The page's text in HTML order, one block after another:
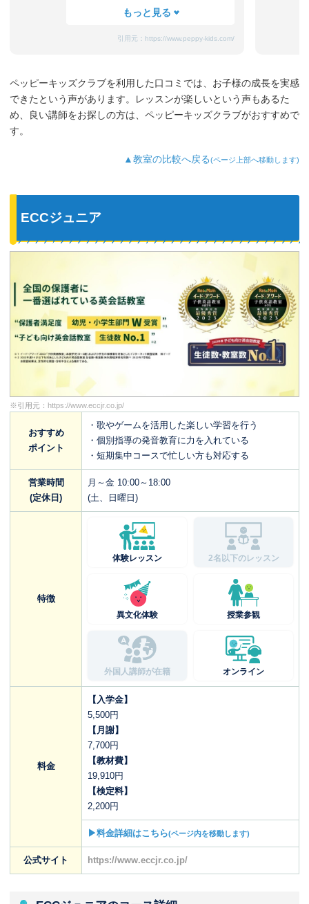
たまにママと離れるときに嫌がることも
れ、お迎えのときはいつも笑顔です。
3歳児を飽きさせない充実したレッスンだ
と思います。うちの子は特に歌やダンス
が好きなようで、よく「Hello～♪」と歌
ど、色んなものを英語で教えてくれるよ
うになり、英語が身についてきているの
引用元： https://www.peppy-kids.com/
ペッピーキッズクラブを利用した口コミでは、お子様の成長を実感
できたという声があります。レッスンが楽しいという声もあるた
め、良い講師をお探しの方は、ペッピーキッズクラブがおすすめで
す。
▲教室の比較へ戻る(ページ上部へ移動します)
ECCジュニア
※引用元： https://www.eccjr.co.jp/
おすすめ
ポイント
・歌やゲームを活用した楽しい学習を行う
・個別指導の発音教育に力を入れている
・短期集中コースで忙しい方も対応する
営業時間
(定休日)
月～金 10:00～18:00
(土、日曜日)
特徴
体験レッスン 2名以下のレッスン
異文化体験 授業参観
外国人講師が在籍 オンライン
料金
【入学金】
5,500円
【月謝】
7,700円
【教材費】
19,910円
【検定料】
2,200円
▶料金詳細はこちら(ページ内を移動します)
公式サイト https://www.eccjr.co.jp/